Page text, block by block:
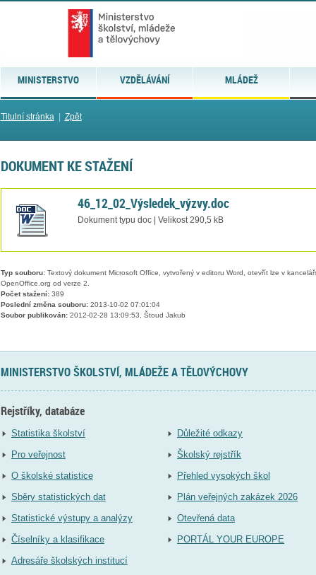
MINISTERSTVO VZDĚLÁVÁNÍ MLÁDEŽ
Titulní stránka| Zpět
DOKUMENT KE STAŽENÍ
46_12_02_Výsledek_výzvy.doc
Dokument typu doc | Velikost 290,5 kB
Typ souboru:Textový dokument Microsoft Office, vytvořený v editoru Word, otevřít lze v
OpenOffice.org od verze 2.
Počet stažení:389
Poslední změna souboru:2013-10-02 07:01:04
Soubor publikován:2012-02-28 13:09:53, Štoud Jakub
MINISTERSTVO ŠKOLSTVÍ, MLÁDEŽE A TĚLOVÝCHOVY
Rejstříky, databáze
Statistika školství
Pro veřejnost
O školské statistice
Sběry statistických dat
Statistické výstupy a analýzy
Číselníky a klasifikace
Adresáře školských institucí
Důležité odkazy
Školský rejstřík
Přehled vysokých škol
Plán veřejných zakázek 2026
Otevřená data
PORTÁL YOUR EUROPE